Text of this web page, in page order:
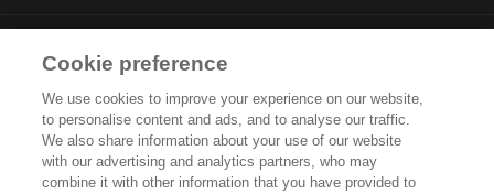
トップ
企業概要・沿革
Cookie preference
We use cookies to improve your experience on our website,
to personalise content and ads, and to analyse our traffic.
We also share information about your use of our website
with our advertising and analytics partners, who may
combine it with other information that you have provided to